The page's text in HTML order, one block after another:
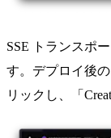
SSE トランスポ
す。デプロイ後
リックし、「